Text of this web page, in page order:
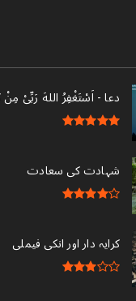
دعا - ‎اَسْتَغْفِرُ اللهَ رَبِّىْ مِنْ کل ذَنبٍ وَّاَتُوْبُ اِلَيْهِ
شہادت کی سعادت
کرایہ دار اور انکی فیملی